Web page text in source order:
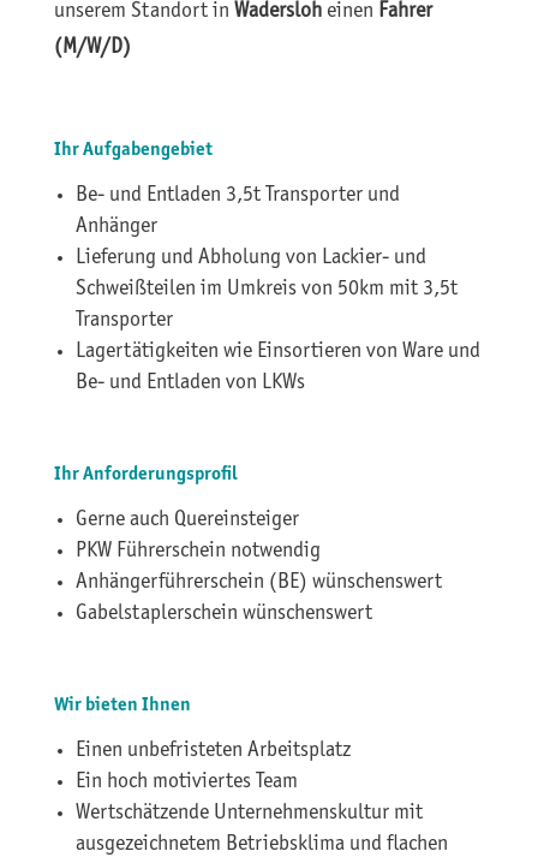
unserem Standort in Wadersloheinen Fahrer
(M/W/D)
Ihr Aufgabengebiet
Be- und Entladen 3,5t Transporter und
Anhänger
Lieferung und Abholung von Lackier- und
Schweißteilen im Umkreis von 50km mit 3,5t
Transporter
Lagertätigkeiten wie Einsortieren von Ware und
Be- und Entladen von LKWs
Ihr Anforderungsprofil
Gerne auch Quereinsteiger
PKW Führerschein notwendig
Anhängerführerschein (BE) wünschenswert
Gabelstaplerschein wünschenswert
Wir bieten Ihnen
Einen unbefristeten Arbeitsplatz
Ein hoch motiviertes Team
Wertschätzende Unternehmenskultur mit
ausgezeichnetem Betriebsklima und flachen